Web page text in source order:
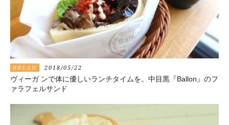
BREAD 2018/05/22
ヴィーガ ンで体に優しいランチタイムを。中目黒『Ballon』のフ
ァラフェルサンド